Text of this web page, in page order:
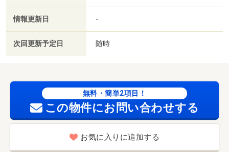
情報更新日 -
次回更新予定日 随時
無料・簡単2項目！
この物件にお問い合わせする
お気に入りに追加する